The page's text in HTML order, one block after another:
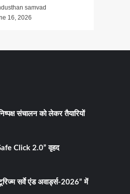
samvad
16, 2026
संचालन को लेकर तैयारियों
Click 2.0” वृहद
सर्वे एंड अवार्ड्स-2026” में